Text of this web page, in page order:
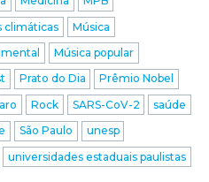
climáticas
Música
Música popular
Prato do Dia
Prêmio Nobel
Rock SARS-CoV-2
saúde
São Paulo
unesp
universidades estaduais paulistas